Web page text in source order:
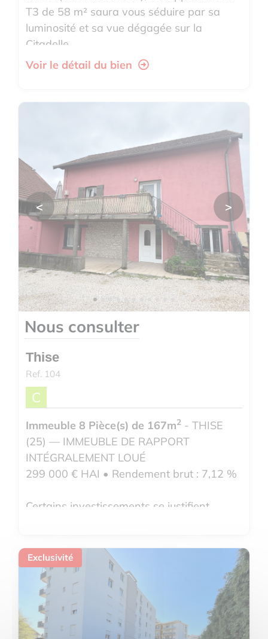
T3 de 58 m² saura vous séduire par sa
luminosité et sa vue dégagée sur la
Citadelle.
Voir le détail du bien
< >
Thise
Ref. 104
C
Immeuble 8 Pièce(s) de 167m2 - THISE
(25) — IMMEUBLE DE RAPPORT
INTÉGRALEMENT LOUÉ
299 000 € HAI • Rendement brut : 7,12 %
Certains investissements se justifient
Voir le détail du bien
Nous consulter
Exclusivité